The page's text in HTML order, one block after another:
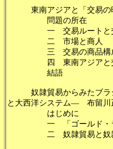
東南アジアと「
問題
一 交易ル
二 市
三 交易
四 東南アジ
結
奴隷貿易からみたブラジ
と大西洋システム― 布留
はじ
一 「ゴールド・ラッ
二 奴隷貿易と